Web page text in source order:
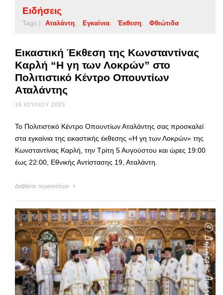
Ειδήσεις
Tags | Αταλάντη Εγκαίνια Έκθεση Φθιώτιδα
Εικαστική Έκθεση της Κωνσταντίνας
Καρλή “Η γη των Λοκρών” στο
Πολιτιστικό Κέντρο Οπουντίων
Αταλάντης
16 ΙΟΥΛΊΟΥ 2025
Το Πολιτιστικό Κέντρο Οπουντίων Αταλάντης σας προσκαλεί
στα εγκαίνια της εικαστικής έκθεσης «Η γη των Λοκρών» της
Κωνσταντίνας Καρλή, την Τρίτη 5 Αυγούστου και ώρες 19:00
έως 22:00, Εθνικής Αντίστασης 19, Αταλάντη.
Διαβάστε περισσότερα